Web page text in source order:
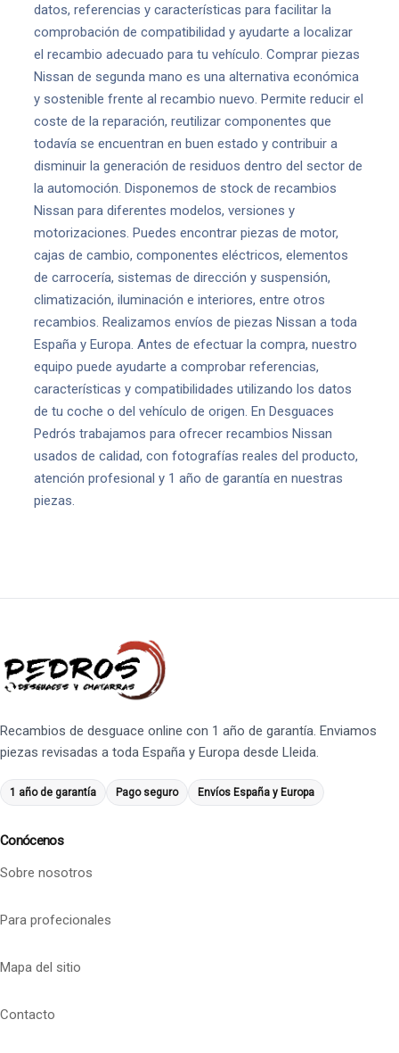
datos, referencias y características para facilitar la
comprobación de compatibilidad y ayudarte a localizar
el recambio adecuado para tu vehículo. Comprar piezas
Nissan de segunda mano es una alternativa económica
y sostenible frente al recambio nuevo. Permite reducir el
coste de la reparación, reutilizar componentes que
todavía se encuentran en buen estado y contribuir a
disminuir la generación de residuos dentro del sector de
la automoción. Disponemos de stock de recambios
Nissan para diferentes modelos, versiones y
motorizaciones. Puedes encontrar piezas de motor,
cajas de cambio, componentes eléctricos, elementos
de carrocería, sistemas de dirección y suspensión,
climatización, iluminación e interiores, entre otros
recambios. Realizamos envíos de piezas Nissan a toda
España y Europa. Antes de efectuar la compra, nuestro
equipo puede ayudarte a comprobar referencias,
características y compatibilidades utilizando los datos
de tu coche o del vehículo de origen. En Desguaces
Pedrós trabajamos para ofrecer recambios Nissan
usados de calidad, con fotografías reales del producto,
atención profesional y 1 año de garantía en nuestras
piezas.
Recambios de desguace online con 1 año de garantía. Enviamos
piezas revisadas a toda España y Europa desde Lleida.
1 año de garantía Pago seguro Envíos España y Europa
Conócenos
Sobre nosotros
Para profecionales
Mapa del sitio
Contacto